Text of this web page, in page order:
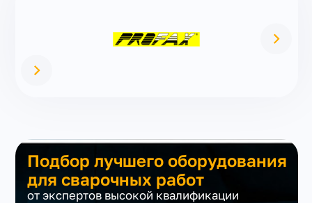
Подбор лучшего оборудования
для сварочных работ
от экспертов высокой квалификации